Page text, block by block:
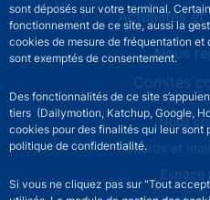
sont déposés sur votre terminal.
fonctionnement de ce site, aussi la
cookies de mesure de fréquentation
sont exemptés de consentement.
Des fonctionnalités de ce site
tiers (Dailymotion, Katchup, Google,
cookies pour des finalités qui leur sont
politique de confidentialité.
Si vous ne cliquez pas sur "Tout
Actualités et
Nous
Comités
Footer secondary menu
Nous
Sourds et
Espace